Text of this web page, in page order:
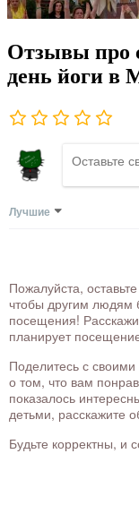
Отзывы про
день йоги в
Лучшие
Пожалуйста,
чтобы другим людям
посещения!
планирует
Поделитесь с
о том, что вам
показалось
детьми, расскажите
Будьте корректны, и